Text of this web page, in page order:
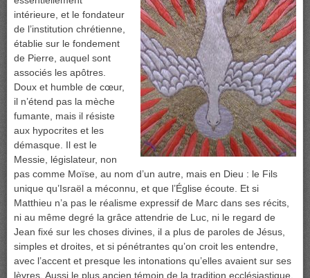
intérieure, et le fondateur
de l’institution chrétienne,
établie sur le fondement
de Pierre, auquel sont
associés les apôtres.
Doux et humble de cœur,
il n’étend pas la mèche
fumante, mais il résiste
aux hypocrites et les
démasque. Il est le
Messie, législateur, non
pas comme Moïse, au nom d’un autre, mais en Dieu : le Fils
unique qu’Israël a méconnu, et que l’Église écoute. Et si
Matthieu n’a pas le réalisme expressif de Marc dans ses récits,
ni au même degré la grâce attendrie de Luc, ni le regard de
Jean fixé sur les choses divines, il a plus de paroles de Jésus,
simples et droites, et si pénétrantes qu’on croit les entendre,
avec l’accent et presque les intonations qu’elles avaient sur ses
lèvres. Aussi le plus ancien témoin de la tradition ecclésiastique,